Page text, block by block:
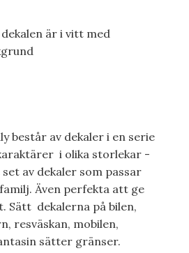
är i vitt med
består av dekaler i en serie
i olika storlekar -
av dekaler som passar
Även perfekta att ge
Sätt dekalerna på bilen,
resväskan, mobilen,
sätter gränser.